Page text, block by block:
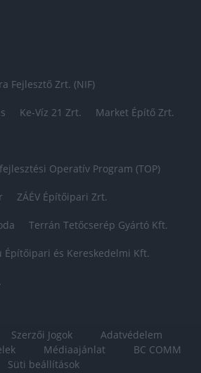
Fejlesztő Zrt. (NIF)
Ke-Víz 21 Zrt. Market Építő Zrt.
Operatív Program (TOP)
ZÁÉV Építőipari Zrt.
Terrán Tetőcserép Gyártó Kft.
Építőipari és Kereskedelmi Kft.
Szerzői Jogok
Adatvédelem
Médiaajánlat
BC COMM
Süti beállítások